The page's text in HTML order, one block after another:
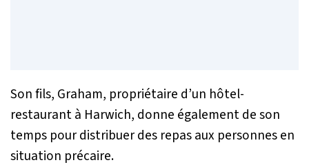
Son fils, Graham, propriétaire d’un hôtel-
restaurant à Harwich, donne également de son
temps pour distribuer des repas aux personnes en
situation précaire.